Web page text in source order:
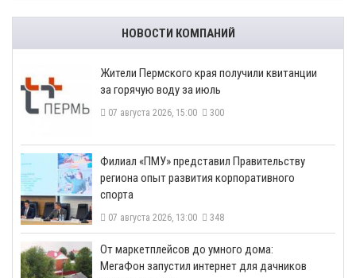
НОВОСТИ КОМПАНИЙ
​Жители Пермского края получили квитанции
за горячую воду за июль
07 августа 2026, 15:00 300
​Филиал «ПМУ» представил Правительству
региона опыт развития корпоративного
спорта
07 августа 2026, 13:00 348
От маркетплейсов до умного дома:
МегаФон запустил интернет для дачников